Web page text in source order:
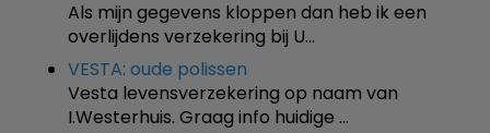
Als mijn gegevens kloppen dan heb ik een
overlijdens verzekering bij U…
VESTA: oude polissen
Vesta levensverzekering op naam van
I.Westerhuis. Graag info huidige …